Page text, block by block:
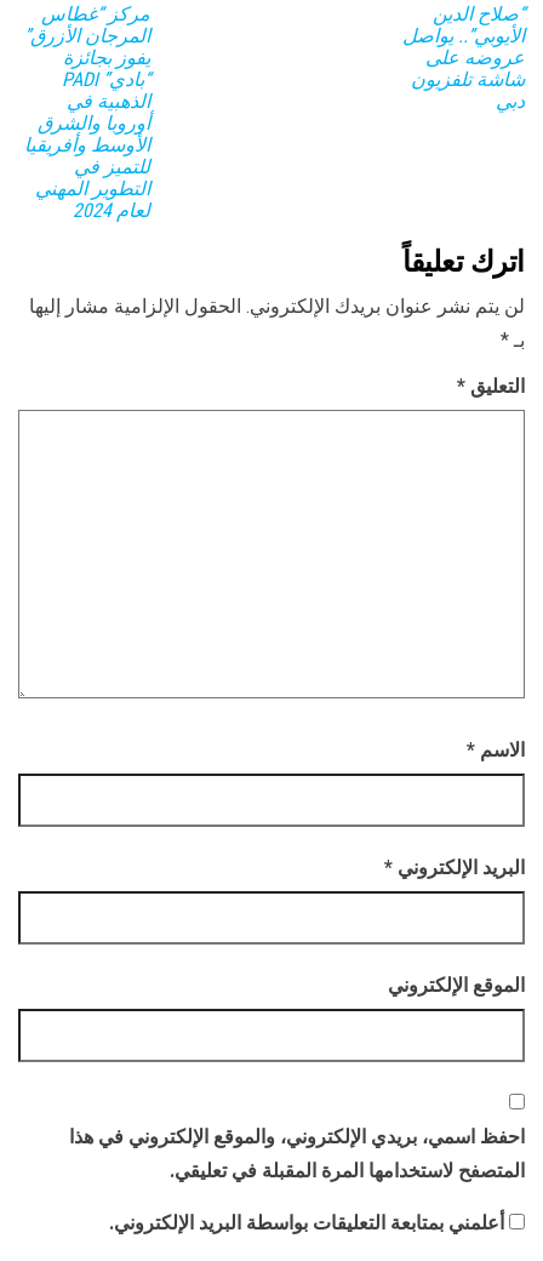
مركز “غطاس
المرجان الأزرق”
يفوز بجائزة
“بادي” PADI
الذهبية في
أوروبا والشرق
الأوسط وأفريقيا
للتميز في
التطوير المهني
لعام 2024
“صلاح الدين
الأيوبي”.. يواصل
عروضه على
شاشة تلفزيون
دبي
اترك تعليقاً
لن يتم نشر عنوان بريدك الإلكتروني. الحقول الإلزامية مشار إليها
بـ*
التعليق *
الاسم *
البريد الإلكتروني *
الموقع الإلكتروني
احفظ اسمي، بريدي الإلكتروني، والموقع الإلكتروني في هذا
المتصفح لاستخدامها المرة المقبلة في تعليقي.
أعلمني بمتابعة التعليقات بواسطة البريد الإلكتروني.